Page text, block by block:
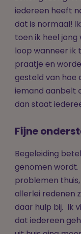
iedereen heeft
dat is normaal!
toen ik heel jong
loop wanneer ik
praatje en
gesteld van hoe
iemand aanbelt
dan staat
Fijne
Begeleiding
genomen wordt.
problemen
allerlei redenen
daar hulp bij. Ik
dat iedereen